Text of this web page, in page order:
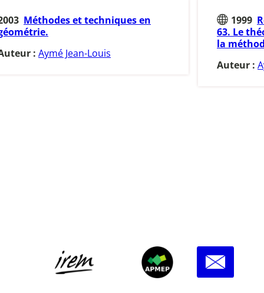
Méthodes et techniques en
: Aymé Jean-Louis
1999
63. Le
la
Auteur :